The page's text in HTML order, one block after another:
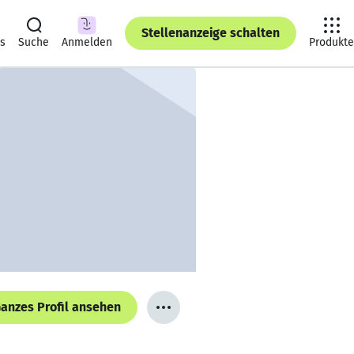
Suche Anmelden
Stellenanzeige schalten
Produkte
Profil ansehen